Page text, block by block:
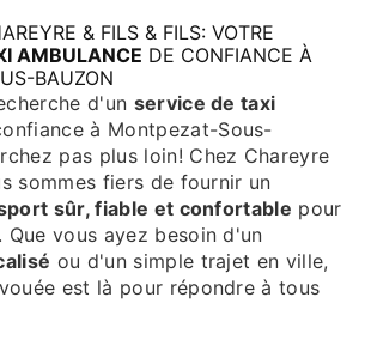
& FILS & FILS: VOTRE
AMBULANCE DE CONFIANCE À
BAUZON
d'un service de taxi
à Montpezat-Sous-
pas plus loin! Chez Chareyre
sommes fiers de fournir un
sûr, fiable et confortable pour
vous ayez besoin d'un
ou d'un simple trajet en ville,
est là pour répondre à tous